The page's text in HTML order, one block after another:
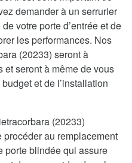
demander à un serrurier
votre porte d’entrée et de
les performances. Nos
(20233) seront à
et seront à même de vous
et de l’installation
(20233)
au remplacement
porte blindée qui assure